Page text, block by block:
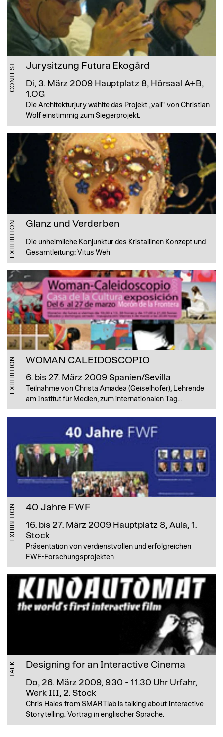
CONTEST Jurysitzung Futura Ekogård
Di, 3. März 2009 Hauptplatz 8, Hörsaal A+B,
1.OG
Die Architekturjury wählte das Projekt „vall“ von Christian
Wolf einstimmig zum Siegerprojekt.
EXHIBITION Glanz und Verderben
Die unheimliche Konjunktur des Kristallinen Konzept und
Gesamtleitung: Vitus Weh
EXHIBITION WOMAN CALEIDOSCOPIO
6. bis 27. März 2009 Spanien/Sevilla
Teilnahme von Christa Amadea (Geiselhofer), Lehrende
am Institut für Medien, zum internationalen Tag…
EXHIBITION 40 Jahre FWF
16. bis 27. März 2009 Hauptplatz 8, Aula, 1.
Stock
Präsentation von verdienstvollen und erfolgreichen
FWF-Forschungsprojekten
TALK Designing for an Interactive Cinema
Do, 26. März 2009, 9.30 - 11.30 Uhr Urfahr,
Werk III, 2. Stock
Chris Hales from SMARTlab is talking about Interactive
Storytelling. Vortrag in englischer Sprache.